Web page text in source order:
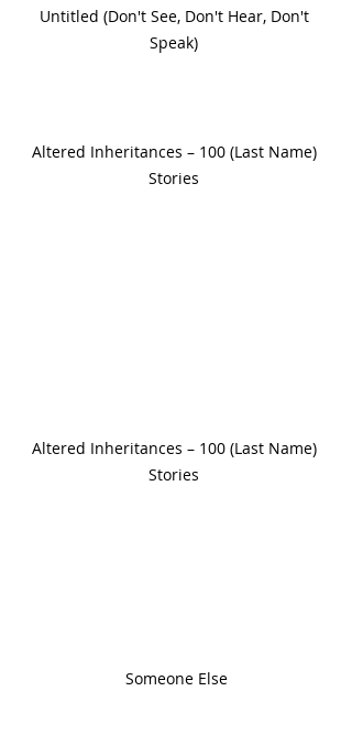
Untitled (Don't See, Don't Hear, Don't
Speak)
Altered Inheritances – 100 (Last Name)
Stories
Altered Inheritances – 100 (Last Name)
Stories
Someone Else